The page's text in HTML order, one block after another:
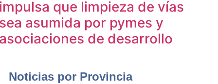
que limpieza de vías
asumida por pymes y
de desarrollo
Noticias por Provincia